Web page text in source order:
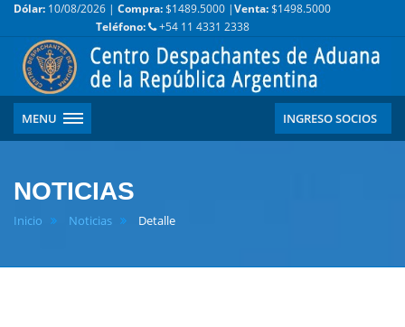
Dólar: 10/08/2026 | Compra:$1489.5000 |Venta:$1498.5000
Teléfono:
+54 11 4331 2338
MENU INGRESO SOCIOS
NOTICIAS
Inicio Noticias Detalle